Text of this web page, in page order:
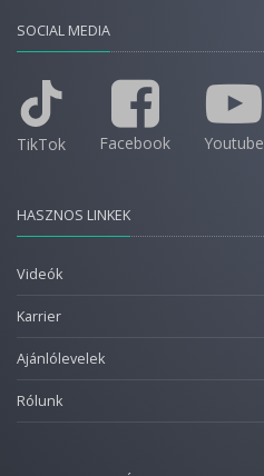
SOCIAL MEDIA
TikTok Facebook Youtube
HASZNOS LINKEK
Videók
Karrier
Ajánlólevelek
Rólunk